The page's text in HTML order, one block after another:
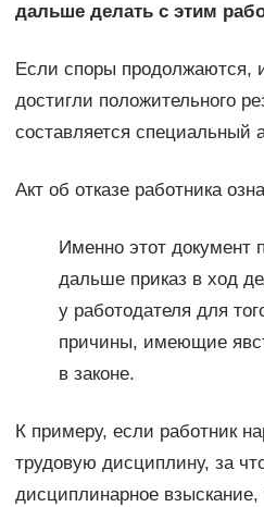
дальше делать с этим
Если споры продолжаются,
достигли положительного
составляется специальный
Акт об отказе работника
Именно этот документ
дальше приказ в ход
у работодателя для
причины, имеющие
в законе.
К примеру, если работник
трудовую дисциплину, за
дисциплинарное взыскание,